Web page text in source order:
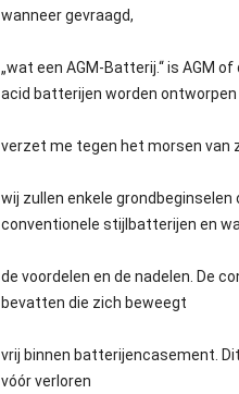
wanneer gevraagd,
„wat een AGM-Batterij.“ is AGM
acid batterijen worden ontworpen
verzet me tegen het morsen van
wij zullen enkele
conventionele stijlbatterijen en
de voordelen en de nadelen. De
bevatten die zich beweegt
vrij binnen batterijencasement.
vóór verloren